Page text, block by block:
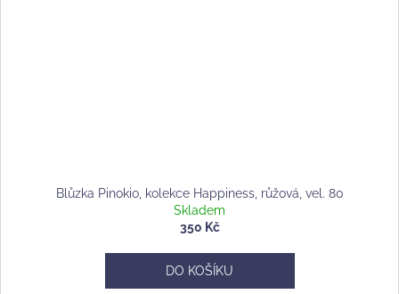
Blůzka Pinokio, kolekce Happiness, růžová, vel. 80
Skladem
350 Kč
DO KOŠÍKU